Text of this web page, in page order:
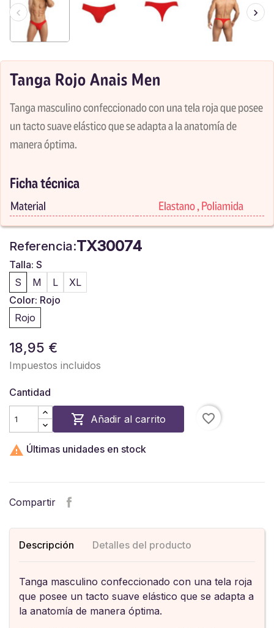
Tanga Rojo Anais Men
Tanga masculino confeccionado con una tela roja que posee
un tacto suave elástico que se adapta a la anatomía de
manera óptima.
Ficha técnica
Material Elastano , Poliamida
Referencia:TX30074
Talla: S
S
M L
XL
Color: Rojo
Rojo
18,95 €
Impuestos incluidos
Cantidad
 Añadir al carrito favorite_border
 Últimas unidades en stock
Compartir
Descripción Detalles del producto
Tanga masculino confeccionado con una tela roja
que posee un tacto suave elástico que se adapta a
la anatomía de manera óptima.